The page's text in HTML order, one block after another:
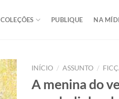
COLEÇÕES PUBLIQUE NA
INÍCIO / ASSUNTO /
A menina do